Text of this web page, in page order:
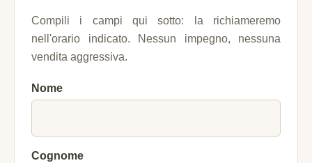
Compili i campi qui sotto: la richiameremo
nell'orario indicato. Nessun impegno, nessuna
vendita aggressiva.
Nome
Cognome